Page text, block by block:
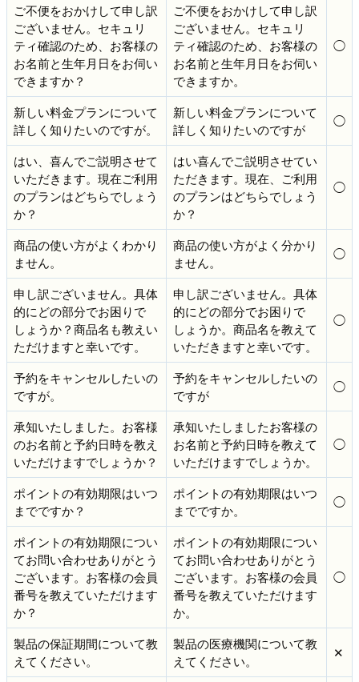
ご不便をおかけして申し訳
ございません。セキュリ
ティ確認のため、お客様の
お名前と生年月日をお伺い
できますか？
ご不便をおかけして申し訳
ございません。セキュリ
ティ確認のため、お客様の
お名前と生年月日をお伺い
できますか。
◯
新しい料金プランについて
詳しく知りたいのですが。
新しい料金プランについて
詳しく知りたいのですが
◯
はい、喜んでご説明させて
いただきます。現在ご利用
のプランはどちらでしょう
か？
はい喜んでご説明させてい
ただきます。現在、ご利用
のプランはどちらでしょう
か？
◯
商品の使い方がよくわかり
ません。
商品の使い方がよく分かり
ません。
◯
申し訳ございません。具体
的にどの部分でお困りで
しょうか？商品名も教えい
ただけますと幸いです。
申し訳ございません。具体
的にどの部分でお困りで
しょうか。商品名を教えて
いただきますと幸いです。
◯
予約をキャンセルしたいの
ですが。
予約をキャンセルしたいの
ですが
◯
承知いたしました。お客様
のお名前と予約日時を教え
いただけますでしょうか？
承知いたしましたお客様の
お名前と予約日時を教えて
いただけますでしょうか。
◯
ポイントの有効期限はいつ
までですか？
ポイントの有効期限はいつ
までですか。
◯
ポイントの有効期限につい
てお問い合わせありがとう
ございます。お客様の会員
番号を教えていただけます
か？
ポイントの有効期限につい
てお問い合わせありがとう
ございます。お客様の会員
番号を教えていただけます
か。
◯
製品の保証期間について教
えてください。
製品の医療機関について教
えてください。
✕